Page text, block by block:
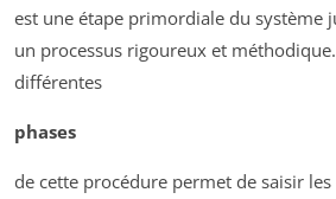
est une étape primordiale du système
un processus rigoureux et
différentes
phases
de cette procédure permet de saisir